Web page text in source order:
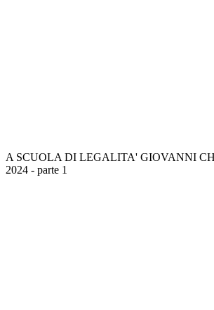
A SCUOLA DI LEGALITA' GIOVANNI
2024 - parte 1